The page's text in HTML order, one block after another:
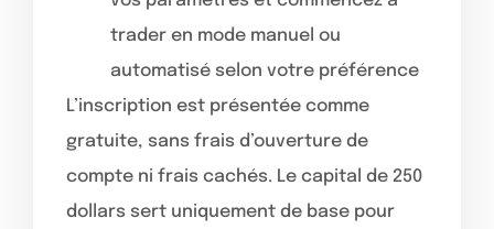
trader en mode manuel ou
automatisé selon votre préférence
L’inscription est présentée comme
gratuite, sans frais d’ouverture de
compte ni frais cachés. Le capital de 250
dollars sert uniquement de base pour